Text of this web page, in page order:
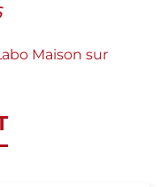
Maison sur